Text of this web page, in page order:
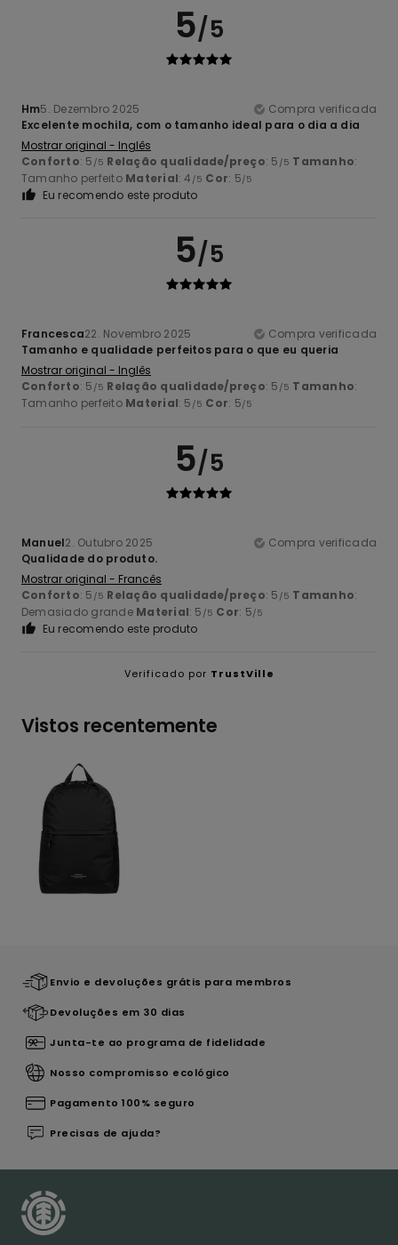
5/5
Hm5. Dezembro 2025
Compra verificada
Excelente mochila, com o tamanho ideal para o dia a dia
Mostrar original - Inglês
Conforto: 5 /5 Relação qualidade/preço: 5 /5 Tamanho:
Tamanho perfeito Material: 4 /5 Cor: 5/5
Eu recomendo este produto
5/5
Francesca22. Novembro 2025
Compra verificada
Tamanho e qualidade perfeitos para o que eu queria
Mostrar original - Inglês
Conforto: 5 /5 Relação qualidade/preço: 5 /5 Tamanho:
Tamanho perfeito Material: 5 /5 Cor: 5/5
5/5
Manuel2. Outubro 2025
Compra verificada
Qualidade do produto.
Mostrar original - Francês
Conforto: 5 /5 Relação qualidade/preço: 5 /5 Tamanho:
Demasiado grande Material: 5 /5 Cor: 5/5
Eu recomendo este produto
Verificado por TrustVille
Vistos recentemente
Envio e devoluções grátis para membros
Devoluções em 30 dias
Junta-te ao programa de fidelidade
Nosso compromisso ecológico
Pagamento 100% seguro
Precisas de ajuda?